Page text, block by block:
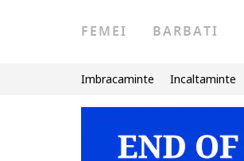
FEMEI BARBATI
Imbracaminte Incaltaminte